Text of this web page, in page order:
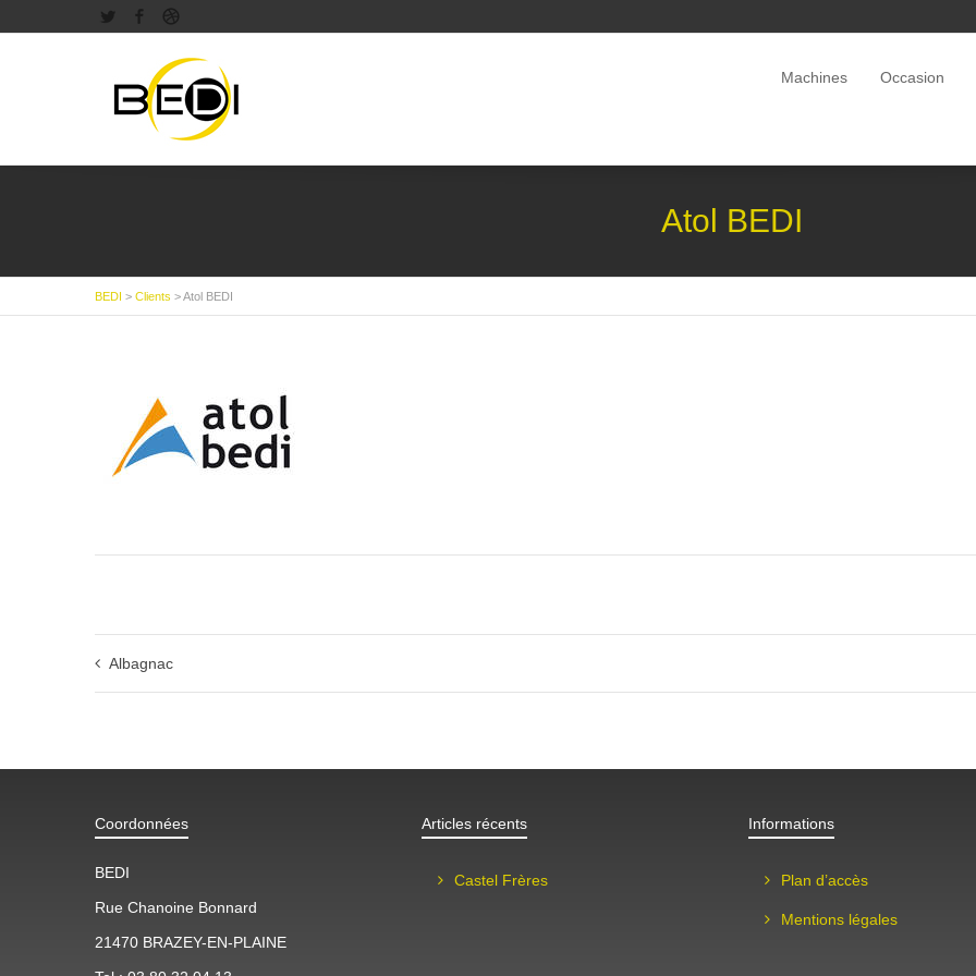
Twitter Facebook
Machines Occasion
Atol BEDI
BEDI > Clients >Atol BEDI
Albagnac
Coordonnées
BEDI
Rue Chanoine Bonnard
21470 BRAZEY-EN-PLAINE
Articles récents
Castel Frères
Informations
Plan d’accès
Mentions légales